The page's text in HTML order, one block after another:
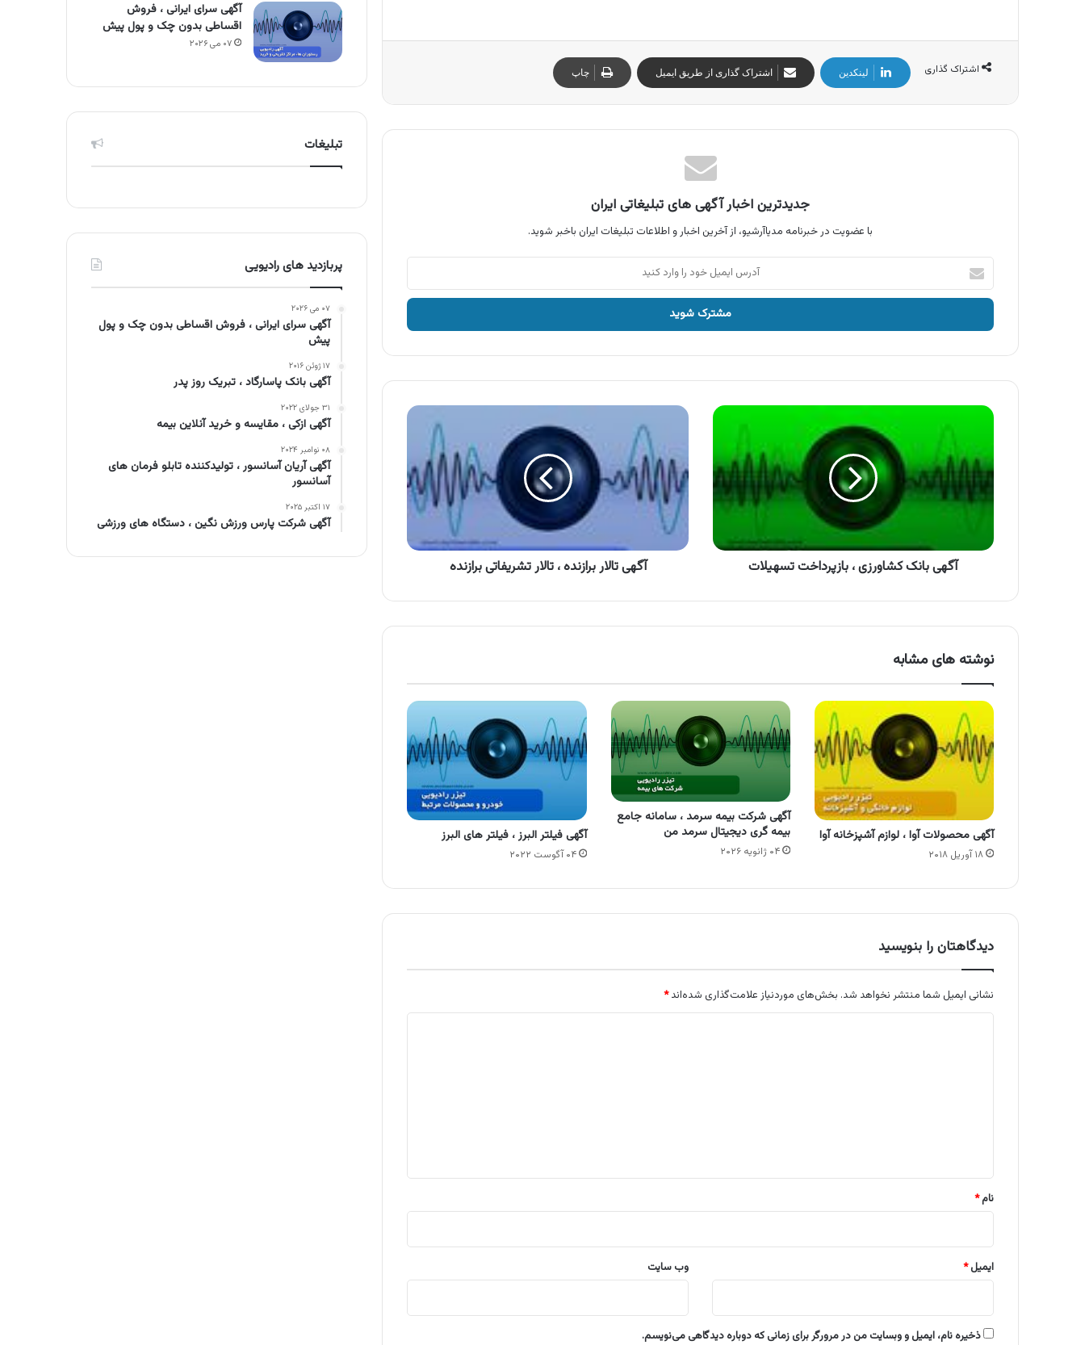
اشتراک گذاری لینکدین اشتراک گذاری از طریق ایمیل چاپ
جدیدترین اخبار آگهی های تبلیغاتی ایران
با عضویت در خبرنامه مدیاآرشیو، از آخرین اخبار و اطلاعات تبلیغات ایران باخبر شوید.
آدرس
ایمیل
خود
وارد
آگهی
،
بازپرداخت
تسهیلات
آگهی بانک کشاورزی ، بازپرداخت تسهیلات
آگهی
تالار
تشریفاتی
برازنده
آگهی تالار برازنده ، تالار تشریفاتی برازنده
نوشته های مشابه
آگهی محصولات آوا ، لوازم آشپزخانه آوا
۱۸ آوریل ۲۰۱۸
آگهی شرکت بیمه سرمد ، سامانه جامع
بیمه گری دیجیتال سرمد من
۰۴ ژانویه ۲۰۲۶
آگهی فیلتر البرز ، فیلتر های البرز
۰۴ آگوست ۲۰۲۲
دیدگاهتان را بنویسید
نشانی ایمیل شما منتشر نخواهد شد. بخش‌های موردنیاز علامت‌گذاری شده‌اند*
نام*
ایمیل* وب‌ سایت
ذخیره نام، ایمیل و وبسایت من در مرورگر برای زمانی که دوباره دیدگاهی می‌نویسم.
آگهی سرای ایرانی ، فروش
اقساطی بدون چک و پول پیش
۰۷ می ۲۰۲۶
تبلیغات
پربازدید های رادیویی
۰۷ می ۲۰۲۶
آگهی سرای ایرانی ، فروش اقساطی بدون چک و پول
پیش
۱۷ ژوئن ۲۰۱۶
آگهی بانک پاسارگاد ، تبریک روز پدر
۳۱ جولای ۲۰۲۲
آگهی ازکی ، مقایسه و خرید آنلاین بیمه
۰۸ نوامبر ۲۰۲۴
آگهی آریان آسانسور ، تولیدکننده تابلو فرمان های
آسانسور
۱۷ اکتبر ۲۰۲۵
آگهی شرکت پارس ورزش نگین ، دستگاه های ورزشی